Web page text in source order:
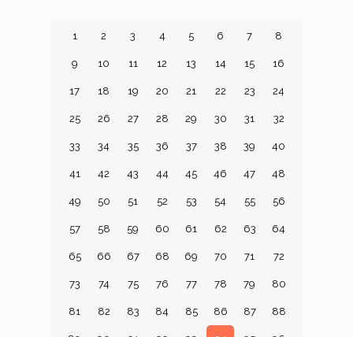
1 2 3 4 5 6 7 8
9 10 11 12 13 14 15 16
17 18 19 20 21 22 23 24
25 26 27 28 29 30 31 32
33 34 35 36 37 38 39 40
41 42 43 44 45 46 47 48
49 50 51 52 53 54 55 56
57 58 59 60 61 62 63 64
65 66 67 68 69 70 71 72
73 74 75 76 77 78 79 80
81 82 83 84 85 86 87 88